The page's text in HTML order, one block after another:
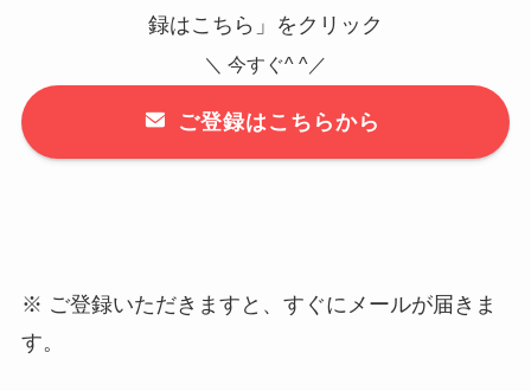
録はこちら」をクリック
＼ 今すぐ^ ^／
ご登録はこちらから
※ ご登録いただきますと、すぐにメールが届きま
す。